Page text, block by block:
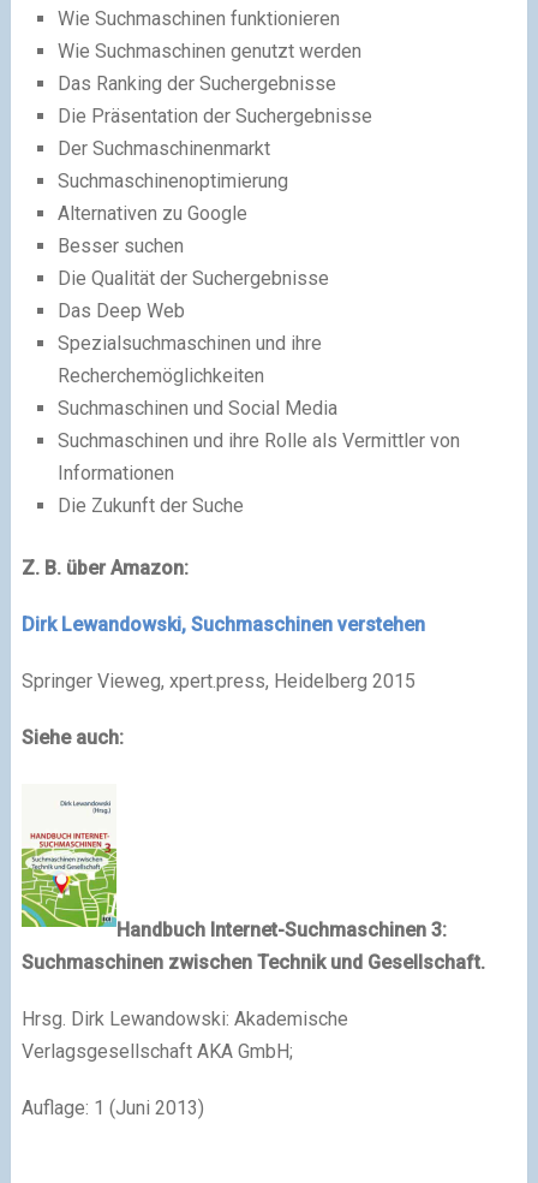
Wie Suchmaschinen funktionieren
Wie Suchmaschinen genutzt werden
Das Ranking der Suchergebnisse
Die Präsentation der Suchergebnisse
Der Suchmaschinenmarkt
Suchmaschinenoptimierung
Alternativen zu Google
Besser suchen
Die Qualität der Suchergebnisse
Das Deep Web
Spezialsuchmaschinen und ihre
Recherchemöglichkeiten
Suchmaschinen und Social Media
Suchmaschinen und ihre Rolle als Vermittler von
Informationen
Die Zukunft der Suche
Z. B. über Amazon:
Dirk Lewandowski, Suchmaschinen verstehen
Springer Vieweg, xpert.press, Heidelberg 2015
Siehe auch:
Handbuch Internet-Suchmaschinen 3:
Suchmaschinen zwischen Technik und Gesellschaft.
Hrsg. Dirk Lewandowski: Akademische
Verlagsgesellschaft AKA GmbH;
Auflage: 1 (Juni 2013)